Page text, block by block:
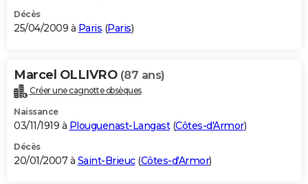
Décès
25/04/2009 à Paris (Paris)
Marcel OLLIVRO (87 ans)
Créer une cagnotte obsèques
Naissance
03/11/1919 à Plouguenast-Langast(Côtes-d'Armor)
Décès
20/01/2007 à Saint-Brieuc(Côtes-d'Armor)